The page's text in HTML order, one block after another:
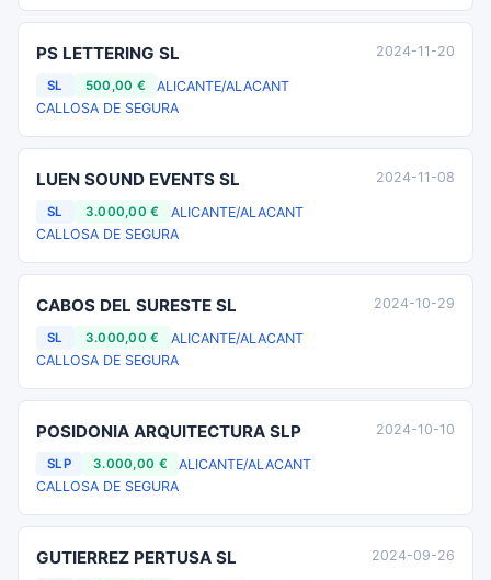
PS LETTERING SL
SL 500,00 €
ALICANTE/ALACANT
CALLOSA DE SEGURA
2024-11-20
LUEN SOUND EVENTS SL
SL 3.000,00 €
ALICANTE/ALACANT
CALLOSA DE SEGURA
2024-11-08
CABOS DEL SURESTE SL
SL 3.000,00 €
ALICANTE/ALACANT
CALLOSA DE SEGURA
2024-10-29
POSIDONIA ARQUITECTURA SLP
SLP 3.000,00 €
ALICANTE/ALACANT
CALLOSA DE SEGURA
2024-10-10
GUTIERREZ PERTUSA SL 2024-09-26